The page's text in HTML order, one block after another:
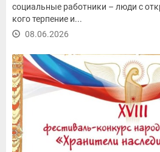
социальные работники – люди с
кого терпение и...
08.06.2026